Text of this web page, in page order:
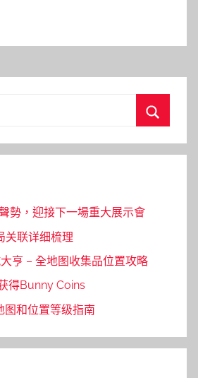
勢，迎接下一場重大展示會
关联详细梳理
亨 – 全地图收集品位置攻略
得Bunny Coins
图和位置等级指南